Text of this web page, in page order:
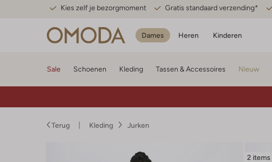
Kies zelf je bezorgmoment Gratis standaard verzending*
Dames Heren Kinderen
Sale Schoenen Kleding Tassen & Accessoires Nieuw
Terug Kleding Jurken
2 items